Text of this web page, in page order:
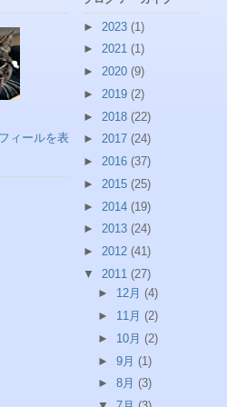
ィールを表
► 2023 (1)
► 2021 (1)
► 2020 (9)
► 2019 (2)
► 2018 (22)
► 2017 (24)
► 2016 (37)
► 2015 (25)
► 2014 (19)
► 2013 (24)
► 2012 (41)
▼ 2011 (27)
► 12月 (4)
► 11月 (2)
► 10月 (2)
► 9月 (1)
► 8月 (3)